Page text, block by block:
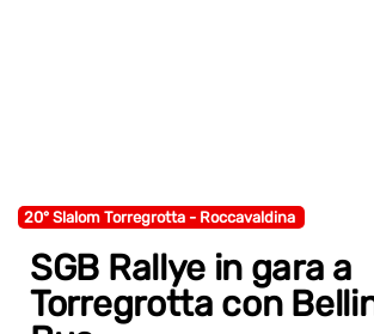
20° Slalom Torregrotta - Roccavaldina
SGB Rallye in gara a
Torregrotta con